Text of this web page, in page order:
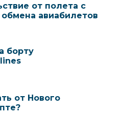
от полета с
авиабилетов
борту
от Нового